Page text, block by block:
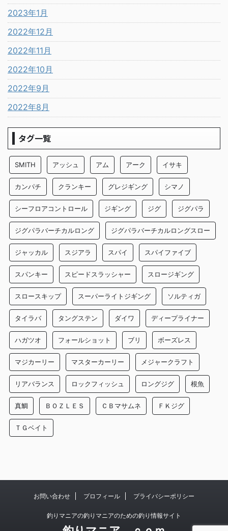
2023年1月
2022年12月
2022年11月
2022年10月
2022年9月
2022年8月
タグ一覧
SMITH アッシュ アム アーク イサキ
カンパチ クランキー グレジギング シマノ
シーフロアコントロール ジギング ジグ ジグパラ
ジグパラバーチカルロング ジグパラバーチカルロングスロー
ジャッカル スジアラ スパイ スパイファイブ
スパンキー スピードスラッシャー スロージギング
スロースキップ スーパーライトジギング ソルティガ
タイラバ タングステン ダイワ ディープライナー
ハガツオ フォールショット ブリ ボーズレス
マジカーリー マスターカーリー メジャークラフト
リアバランス ロックフィッシュ ロングジグ 根魚
真鯛 ＢＯＺＬＥＳ ＣＢマサムネ ＦＫジグ
ＴＧベイト
お問い合わせ プロフィール プライバシーポリシー
釣りマニアの釣りマニアのための釣り情報サイト